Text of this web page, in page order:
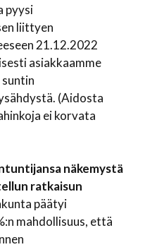
pyysi
liittyen
21.12.2022
asiakkaamme
(Aidosta
ei korvata
näkemystä
ratkaisun
päätyi
mahdollisuus, että